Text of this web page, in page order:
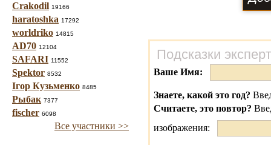
Crakodil 19166
haratoshka 17292
worldriko 14815
AD70 12104
SAFARI 11552
Spektor 8532
Ігор Кузьменко 8485
Рыбак 7377
fischer 6098
Все участники >>
Подсказки
Ваше Имя:
Знаете, какой это год?
Считаете, это повтор?
изображения: